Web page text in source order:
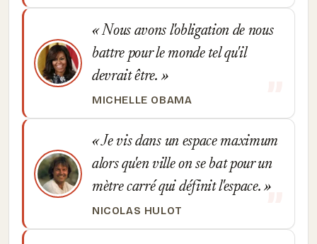
Nous avons l'obligation de nous
battre pour le monde tel qu'il
devrait être.
MICHELLE OBAMA
Je vis dans un espace maximum
alors qu'en ville on se bat pour un
mètre carré qui définit l'espace.
NICOLAS HULOT